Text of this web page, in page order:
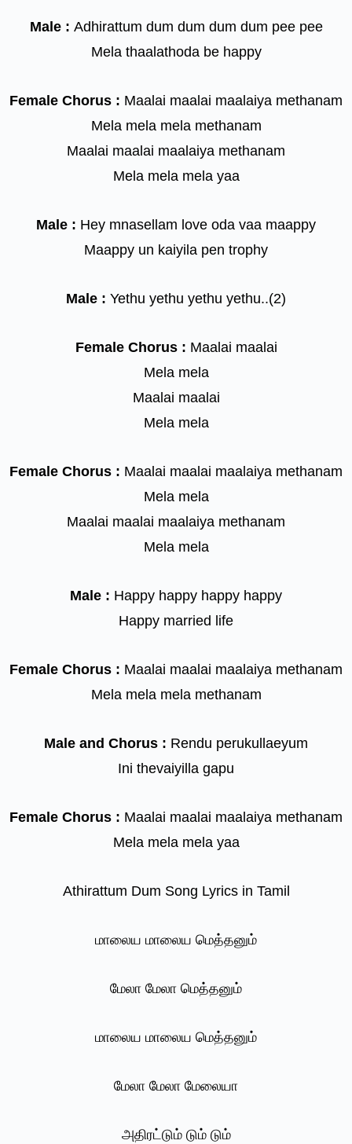
Male : Adhirattum dum dum dum dum pee pee
Mela thaalathoda be happy
Female Chorus : Maalai maalai maalaiya methanam
Mela mela mela methanam
Maalai maalai maalaiya methanam
Mela mela mela yaa
Male : Hey mnasellam love oda vaa maappy
Maappy un kaiyila pen trophy
Male : Yethu yethu yethu yethu..(2)
Female Chorus : Maalai maalai
Mela mela
Maalai maalai
Mela mela
Female Chorus : Maalai maalai maalaiya methanam
Mela mela
Maalai maalai maalaiya methanam
Mela mela
Male : Happy happy happy happy
Happy married life
Female Chorus : Maalai maalai maalaiya methanam
Mela mela mela methanam
Male and Chorus : Rendu perukullaeyum
Ini thevaiyilla gapu
Female Chorus : Maalai maalai maalaiya methanam
Mela mela mela yaa
Athirattum Dum Song Lyrics in Tamil
மாலைய மாலைய மெத்தனும்
மேலா மேலா மெத்தனும்
மாலைய மாலைய மெத்தனும்
மேலா மேலா மேலையா
அதிரட்டும் டும் டும்